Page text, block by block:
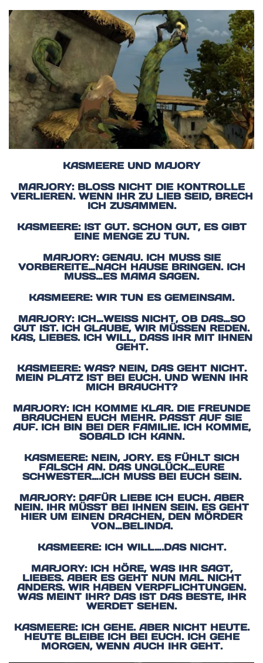
KASMEERE UND MAJORY
MARJORY: BLOSS NICHT DIE KONTROLLE V
ERLIEREN. WENN IHR ZU LIEB SEID, BRECH I
CH ZUSAMMEN.
KASMEERE: IST GUT. SCHON GUT, ES GIBT
EINE MENGE ZU TUN.
MARJORY: GENAU. ICH MUSS SIE
VORBEREITE…NACH HAUSE BRINGEN. ICH
MUSS…ES MAMA SAGEN.
KASMEERE: WIR TUN ES GEMEINSAM.
MARJORY: ICH…WEISS NICHT, OB DAS…SO G
UT IST. ICH GLAUBE, WIR MÜSSEN REDEN. K
AS, LIEBES. ICH WILL, DASS IHR MIT IHNEN G
EHT.
KASMEERE: WAS? NEIN, DAS GEHT NICHT.
MEIN PLATZ IST BEI EUCH. UND WENN IHR
MICH BRAUCHT?
MARJORY: ICH KOMME KLAR. DIE FREUNDE
BRAUCHEN EUCH MEHR. PASST AUF SIE
AUF. ICH BIN BEI DER FAMILIE. ICH KOMME,
SOBALD ICH KANN.
KASMEERE: NEIN, JORY. ES FÜHLT SICH
FALSCH AN. DAS UNGLÜCK…EURE
SCHWESTER….ICH MUSS BEI EUCH SEIN.
MARJORY: DAFÜR LIEBE ICH EUCH. ABER
NEIN. IHR MÜSST BEI IHNEN SEIN. ES GEHT
HIER UM EINEN DRACHEN, DEN MÖRDER
VON…BELINDA.
KASMEERE: ICH WILL….DAS NICHT.
MARJORY: ICH HÖRE, WAS IHR SAGT,
LIEBES. ABER ES GEHT NUN MAL NICHT
ANDERS. WIR HABEN VERPFLICHTUNGEN.
WAS MEINT IHR? DAS IST DAS BESTE, IHR
WERDET SEHEN.
KASMEERE: ICH GEHE. ABER NICHT HEUTE.
HEUTE BLEIBE ICH BEI EUCH. ICH GEHE
MORGEN, WENN AUCH IHR GEHT.